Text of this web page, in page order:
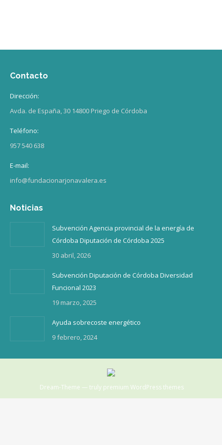
Contacto
Dirección:
Avda. de España, 30 14800 Priego de Córdoba
Teléfono:
957 540 638
E-mail:
info@fundacionarjonavalera.es
Noticias
Subvención Agencia provincial de la energía de
Córdoba Diputación de Córdoba 2025
30 abril, 2026
Subvención Diputación de Córdoba Diversidad
Funcional 2023
19 marzo, 2025
Ayuda sobrecoste energético
9 febrero, 2024
Dream-Theme — truly premium WordPress themes